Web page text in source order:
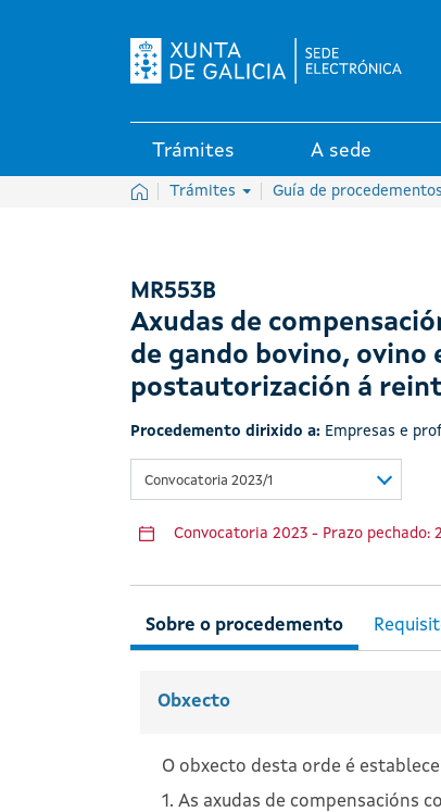
Trámites A sede
InicioTrámites Guía de
MR553B
Axudas de
de gando bovino, ovino
postautorización á
Procedemento dirixido a: Empresas e
Convocatoria 2023/1
Convocatoria 2023 - Prazo pechado:
Sobre o procedemento
Obxecto
O obxecto desta orde é
1. As axudas de compensacións